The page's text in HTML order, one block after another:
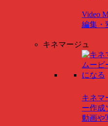
Video
編集・
キネマージュ
キネマ
ー作成
動画や